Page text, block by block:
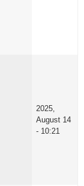
2025,
August 14
- 10:21